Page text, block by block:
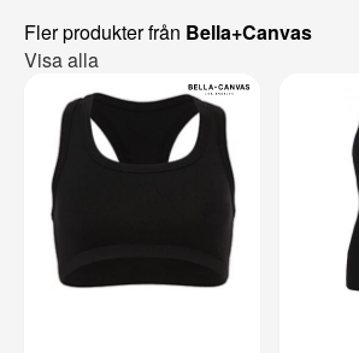
Fler produkter från Bella+Canvas
Visa alla